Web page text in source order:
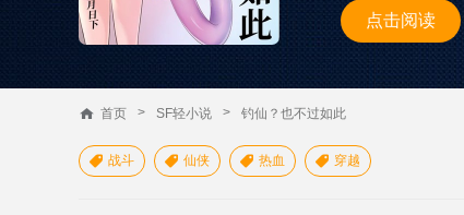
点击阅读
首页 > SF轻小说 > 钓仙？也不过如此
 战斗  仙侠  热血  穿越